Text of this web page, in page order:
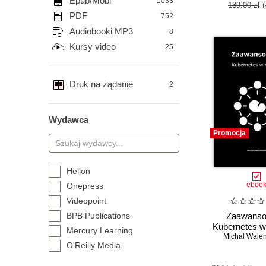
PDF 752
Audiobooki MP3 8
Kursy video 25
Druk na żądanie 2
Wydawca
Helion
Onepress
Videopoint
BPB Publications
Mercury Learning
O'Reilly Media
139.00 zł
Promocja
ebook
Kubernetes
Michał